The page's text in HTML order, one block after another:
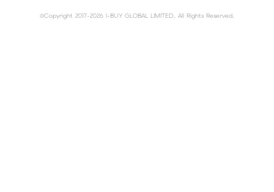
©Copyright 2017-2026 I-BUY GLOBAL LIMITED. All Rights Reserved.